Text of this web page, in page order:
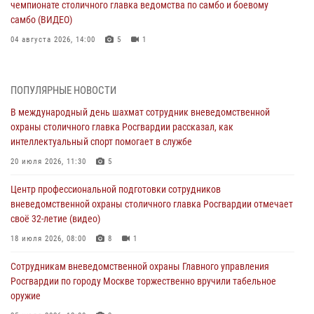
чемпионате столичного главка ведомства по самбо и боевому
самбо (ВИДЕО)
04 августа 2026, 14:00 5 1
На востоке Москвы сотрудники Росгвардии задержали мужчину,
находящегося в федеральном розыске (видео)
03 августа 2026, 12:00
Московские росгвардейцы пришли на помощь семье, у которой
сломался автомобиль на проезжей части (Видео)
02 августа 2026, 10:00
клуба «Лето Побед» со службой вневедомственной охраны (Видео)
01 августа 2026, 12:00
ПОПУЛЯРНЫЕ НОВОСТИ
В международный день шахмат сотрудник вневедомственной
охраны столичного главка Росгвардии рассказал, как
интеллектуальный спорт помогает в службе
20 июля 2026, 11:30 5
Центр профессиональной подготовки сотрудников
вневедомственной охраны столичного главка Росгвардии отмечает
своё 32-летие (видео)
18 июля 2026, 08:00 8 1
Сотрудникам вневедомственной охраны Главного управления
Росгвардии по городу Москве торжественно вручили табельное
оружие